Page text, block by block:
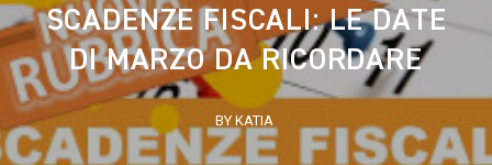
SCADENZE FISCALI: LE DATE
DI MARZO DA RICORDARE
BY KATIA